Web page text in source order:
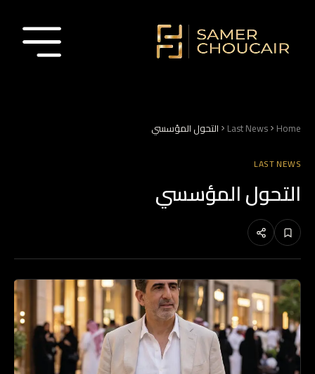
Home
Last News التحول المؤسسي
LAST NEWS
التحول المؤسسي